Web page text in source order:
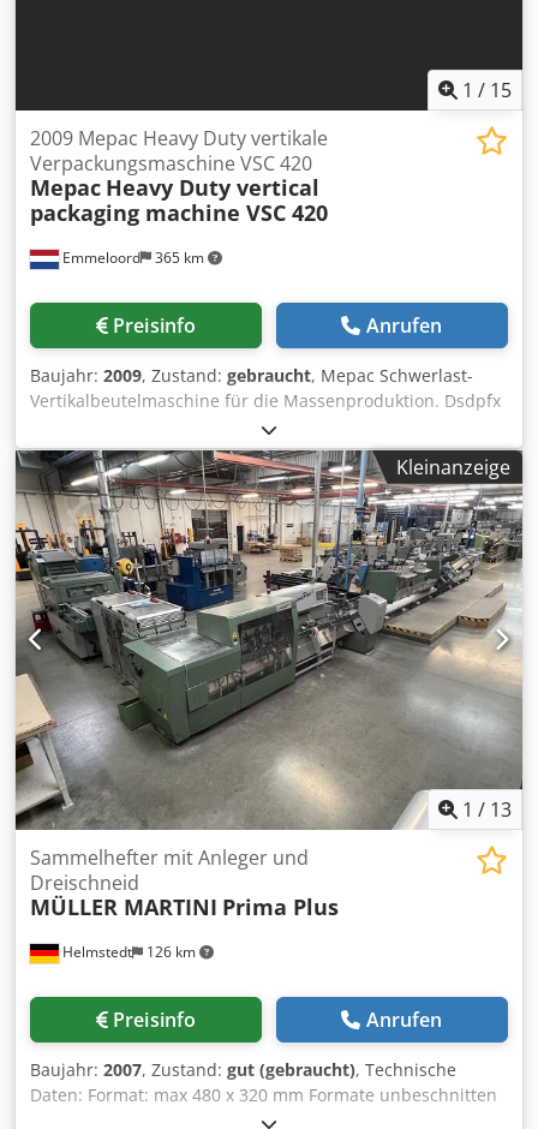
1 / 15
Emmeloord 365 km
2009 Mepac Heavy Duty vertikale
Verpackungsmaschine VSC 420
Mepac Heavy Duty vertical
packaging machine VSC 420
Preisinfo Anrufen
Baujahr: 2009, Zustand: gebraucht, Mepac Schwerlast-
Vertikalbeutelmaschine für die Massenproduktion. Dsdpfx
Kleinanzeige
1 / 13
Helmstedt 126 km
Sammelhefter mit Anleger und
Dreischneid
MÜLLER MARTINI Prima Plus
Preisinfo Anrufen
Baujahr: 2007, Zustand: gut (gebraucht), Technische
Daten: Format: max 480 x 320 mm Formate unbeschnitten
mit Nachfalz: max 480 x 320 mm min 105 x 115 mm mit